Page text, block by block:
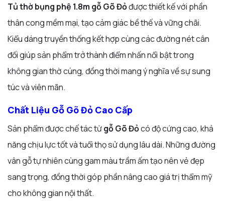
Tủ thờ bụng phệ 1.8m gỗ Gõ Đỏđược thiết kế với phần
thân cong mềm mại, tạo cảm giác bề thế và vững chãi.
Kiểu dáng truyền thống kết hợp cùng các đường nét cân
đối giúp sản phẩm trở thành điểm nhấn nổi bật trong
không gian thờ cúng, đồng thời mang ý nghĩa về sự sung
túc và viên mãn.
Chất Liệu Gỗ Gõ Đỏ Cao Cấp
Sản phẩm được chế tác từgỗ Gõ Đỏcó độ cứng cao, khả
năng chịu lực tốt và tuổi thọ sử dụng lâu dài. Những đường
vân gỗ tự nhiên cùng gam màu trầm ấm tạo nên vẻ đẹp
sang trọng, đồng thời góp phần nâng cao giá trị thẩm mỹ
cho không gian nội thất.